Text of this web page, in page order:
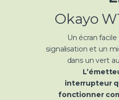
Okayo
Un écran
signalisation et un
dans un vert
interrupteur
fonctionner